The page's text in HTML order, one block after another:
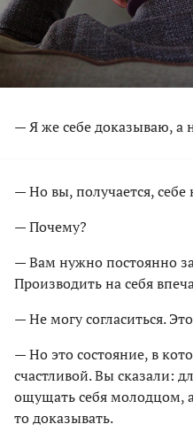
— Я же себе доказываю, а
— Но вы, получается, себе
— Почему?
— Вам нужно постоянно
Производить на себя
— Не могу согласиться.
— Но это состояние, в
счастливой. Вы сказали:
ощущать себя молодцом,
то доказывать.